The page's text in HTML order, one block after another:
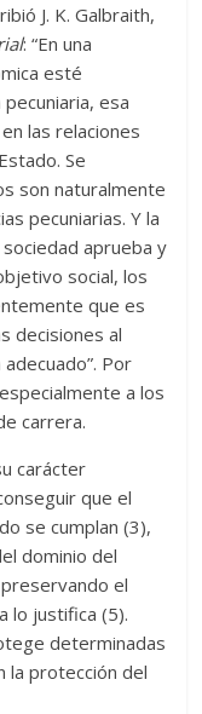
J. K. Galbraith,
: “En una
esté
esa
las relaciones
Se
son naturalmente
pecuniarias. Y la
aprueba y
social, los
que es
decisiones al
Por
a los
carrera.
carácter
que el
se cumplan (3),
dominio del
el
lo justifica (5).
determinadas
la protección del